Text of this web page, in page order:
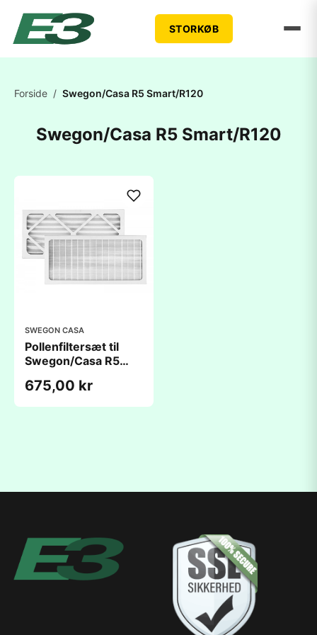
STORKØB
Forside / Swegon/Casa R5 Smart/R120
Swegon/Casa R5 Smart/R120
SWEGON CASA
Pollenfiltersæt til
Swegon/Casa R5
675,00 kr